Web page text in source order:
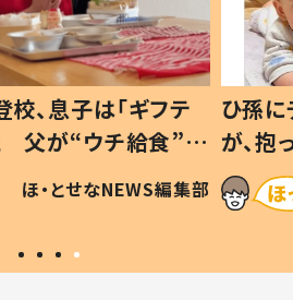
、息子は「ギフテ
父が“ウチ給食”を
由とは #令和の親
ほ・とせなNEWS編集部
ひ孫
が、
「涙が
い」